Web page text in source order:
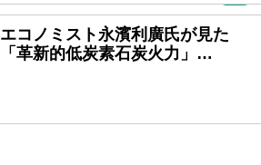
エコノミスト永濱利廣氏が見た
「革新的低炭素石炭火力」…